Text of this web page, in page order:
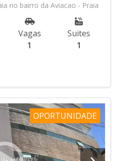
no bairro da Aviacao - Praia
Vagas
1
Suites
1
OPORTUNIDADE